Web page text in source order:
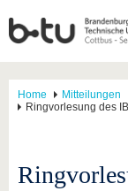
Home
Mitteilungen
Ringvorlesung des